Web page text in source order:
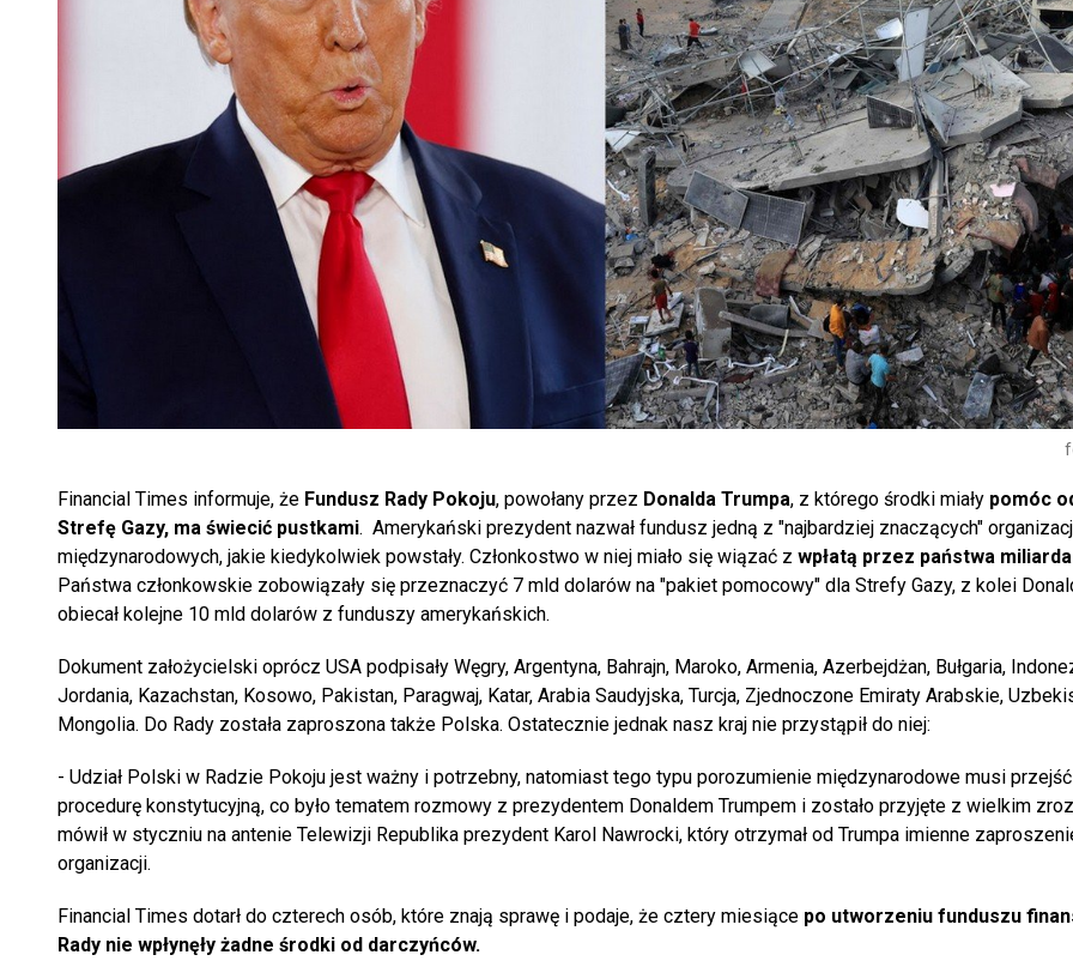
Financial Times informuje, że Fundusz Rady Pokoju, powołany przez Donalda Trumpa, z którego środki miały pomóc
Strefę Gazy, ma świecić pustkami. Amerykański prezydent nazwał fundusz jedną z "najbardziej znaczących"
międzynarodowych, jakie kiedykolwiek powstały. Członkostwo w niej miało się wiązać z wpłatą przez państwa
Państwa członkowskie zobowiązały się przeznaczyć 7 mld dolarów na "pakiet pomocowy" dla Strefy Gazy, z kolei
obiecał kolejne 10 mld dolarów z funduszy amerykańskich.
Dokument założycielski oprócz USA podpisały Węgry, Argentyna, Bahrajn, Maroko, Armenia, Azerbejdżan, Bułgaria,
Jordania, Kazachstan, Kosowo, Pakistan, Paragwaj, Katar, Arabia Saudyjska, Turcja, Zjednoczone Emiraty Arabskie,
Mongolia. Do Rady została zaproszona także Polska. Ostatecznie jednak nasz kraj nie przystąpił do niej:
- Udział Polski w Radzie Pokoju jest ważny i potrzebny, natomiast tego typu porozumienie międzynarodowe musi przejść
procedurę konstytucyjną, co było tematem rozmowy z prezydentem Donaldem Trumpem i zostało przyjęte z wielkim
mówił w styczniu na antenie Telewizji Republika prezydent Karol Nawrocki, który otrzymał od Trumpa imienne
organizacji.
Financial Times dotarł do czterech osób, które znają sprawę i podaje, że cztery miesiące po utworzeniu funduszu
Rady nie wpłynęły żadne środki od darczyńców.